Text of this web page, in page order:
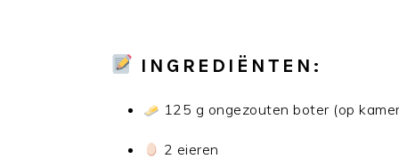
INGREDIËNTEN:
125 g ongezouten boter (op
2 eieren